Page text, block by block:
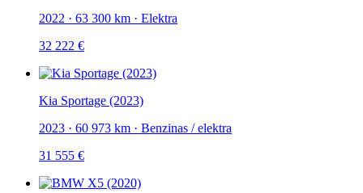
2022 · 63 300 km · Elektra
32 222 €
Kia Sportage (2023)
2023 · 60 973 km · Benzinas / elektra
31 555 €